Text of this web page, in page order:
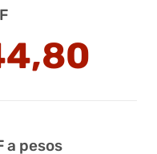
a pesos